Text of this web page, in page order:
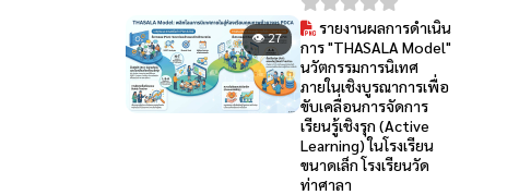
👁 27
รายงานผลการดำเนิน
การ "THASALA Model"
นวัตกรรมการนิเทศ
ภายในเชิงบูรณาการเพื่อ
ขับเคลื่อนการจัดการ
เรียนรู้เชิงรุก (Active
Learning) ในโรงเรียน
ขนาดเล็ก โรงเรียนวัด
ท่าศาลา